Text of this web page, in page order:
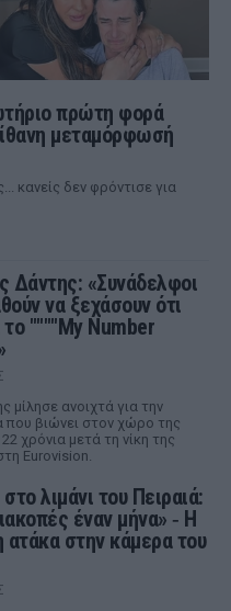
πρώτη φορά
μεταμόρφωσή
κανείς δεν φρόντισε για
Δάντης: «Συνάδελφοι
να ξεχάσουν ότι
""""My Number
μίλησε ανοιχτά για την
που βιώνει στον χώρο της
χρόνια μετά τη νίκη της
Eurovision.
λιμάνι του Πειραιά:
έναν μήνα» ‑ Η
ατάκα στην κάμερα του